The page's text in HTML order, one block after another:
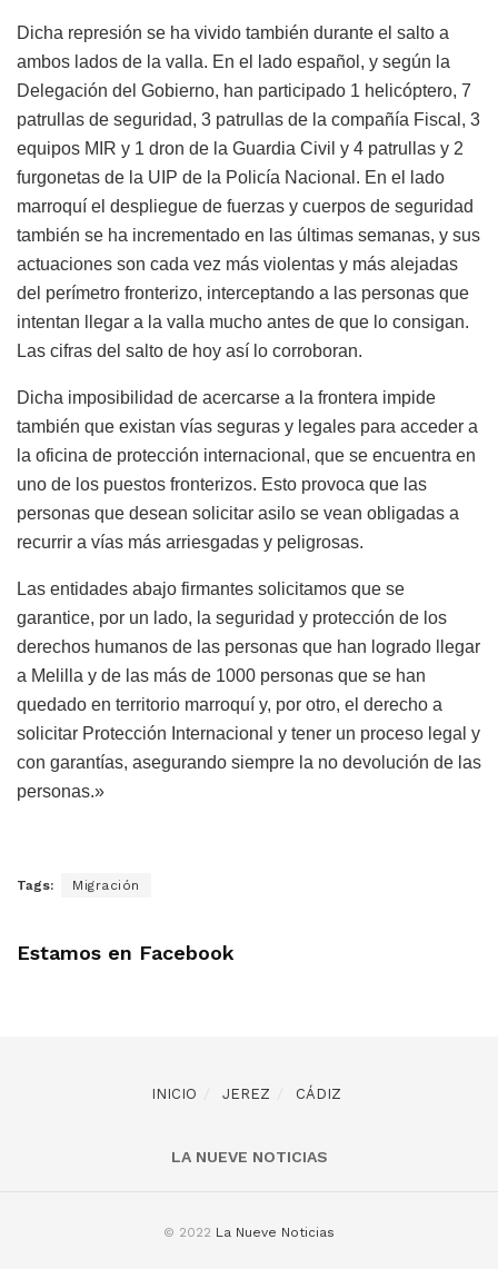
Dicha represión se ha vivido también durante el salto a
ambos lados de la valla. En el lado español, y según la
Delegación del Gobierno, han participado 1 helicóptero, 7
patrullas de seguridad, 3 patrullas de la compañía Fiscal, 3
equipos MIR y 1 dron de la Guardia Civil y 4 patrullas y 2
furgonetas de la UIP de la Policía Nacional. En el lado
marroquí el despliegue de fuerzas y cuerpos de seguridad
también se ha incrementado en las últimas semanas, y sus
actuaciones son cada vez más violentas y más alejadas
del perímetro fronterizo, interceptando a las personas que
intentan llegar a la valla mucho antes de que lo consigan.
Las cifras del salto de hoy así lo corroboran.
Dicha imposibilidad de acercarse a la frontera impide
también que existan vías seguras y legales para acceder a
la oficina de protección internacional, que se encuentra en
uno de los puestos fronterizos. Esto provoca que las
personas que desean solicitar asilo se vean obligadas a
recurrir a vías más arriesgadas y peligrosas.
Las entidades abajo firmantes solicitamos que se
garantice, por un lado, la seguridad y protección de los
derechos humanos de las personas que han logrado llegar
a Melilla y de las más de 1000 personas que se han
quedado en territorio marroquí y, por otro, el derecho a
solicitar Protección Internacional y tener un proceso legal y
con garantías, asegurando siempre la no devolución de las
personas.»
Tags: Migración
Estamos en Facebook
INICIO JEREZ CÁDIZ
LA NUEVE NOTICIAS
© 2022 La Nueve Noticias